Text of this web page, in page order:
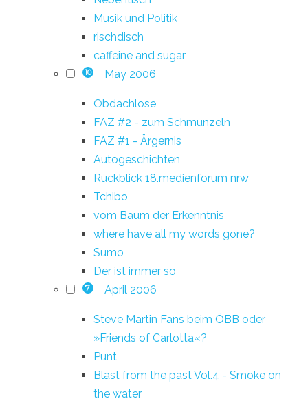
Musik und Politik
rischdisch
caffeine and sugar
10 May 2006
Obdachlose
FAZ #2 - zum Schmunzeln
FAZ #1 - Ärgernis
Autogeschichten
Rückblick 18.medienforum nrw
Tchibo
vom Baum der Erkenntnis
where have all my words gone?
Sumo
Der ist immer so
7 April 2006
Steve Martin Fans beim ÖBB oder
»Friends of Carlotta«?
Punt
Blast from the past Vol.4 - Smoke on
the water